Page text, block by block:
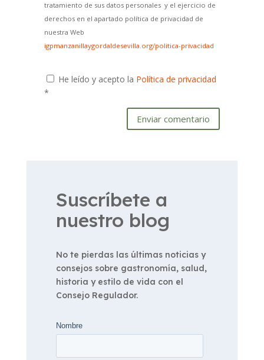
tratamiento de sus datos personales y el ejercicio de
derechos en el apartado política de privacidad de
nuestra Web
igpmanzanillaygordaldesevilla.org/politica-privacidad
He leído y acepto la Política de privacidad
*
Enviar comentario
Suscríbete a
nuestro blog
No te pierdas las últimas noticias y
consejos sobre gastronomía, salud,
historia y estilo de vida con el
Consejo Regulador.